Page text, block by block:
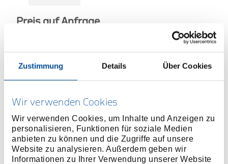
Zustimmung Details Über Cookies
Wir verwenden Cookies
Wir verwenden Cookies, um Inhalte und Anzeigen zu
personalisieren, Funktionen für soziale Medien
anbieten zu können und die Zugriffe auf unsere
Website zu analysieren. Außerdem geben wir
Informationen zu Ihrer Verwendung unserer Website
Preis auf Anfrage
ONLINE KAUFEN
HÄNDLER FINDEN
Produktlinie EAN0611702891508